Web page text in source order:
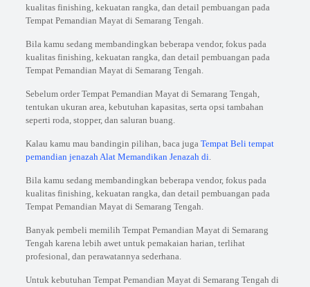
kualitas finishing, kekuatan rangka, dan detail pembuangan pada
Tempat Pemandian Mayat di Semarang Tengah.
Bila kamu sedang membandingkan beberapa vendor, fokus pada
kualitas finishing, kekuatan rangka, dan detail pembuangan pada
Tempat Pemandian Mayat di Semarang Tengah.
Sebelum order Tempat Pemandian Mayat di Semarang Tengah,
tentukan ukuran area, kebutuhan kapasitas, serta opsi tambahan
seperti roda, stopper, dan saluran buang.
Kalau kamu mau bandingin pilihan, baca juga Tempat Beli tempat
pemandian jenazah Alat Memandikan Jenazah di.
Bila kamu sedang membandingkan beberapa vendor, fokus pada
kualitas finishing, kekuatan rangka, dan detail pembuangan pada
Tempat Pemandian Mayat di Semarang Tengah.
Banyak pembeli memilih Tempat Pemandian Mayat di Semarang
Tengah karena lebih awet untuk pemakaian harian, terlihat
profesional, dan perawatannya sederhana.
Untuk kebutuhan Tempat Pemandian Mayat di Semarang Tengah di